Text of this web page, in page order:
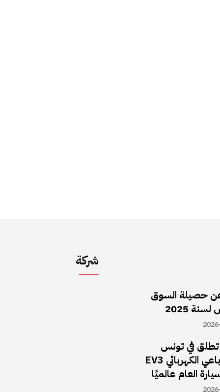
شركة
حصيلة السوق
2025
تطلق في تونس
سيارة الـدفع الرباعي الكهربائي EV3
العام عالميًا